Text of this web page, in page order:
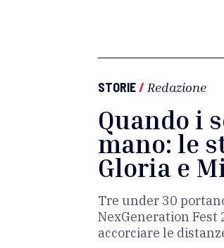
STORIE/ Redazione
Quando i
mano: le
Gloria e
Tre under 30
NexGeneration Fest
accorciare le